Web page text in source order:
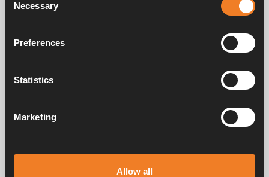
Selection
Necessary
Preferences
Statistics
Marketing
Allow all
Manualer & dokument
värmesystem för husbilar och husvagnar. Redan då förstod vi hur
viktigt det är att ta med sig hemmets komfort på resan. Med Alde känns